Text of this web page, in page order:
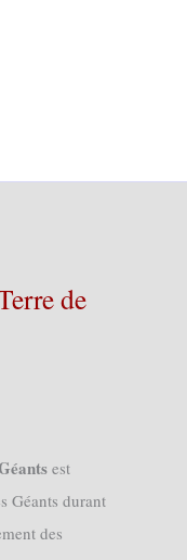
de
est
Géants durant
des